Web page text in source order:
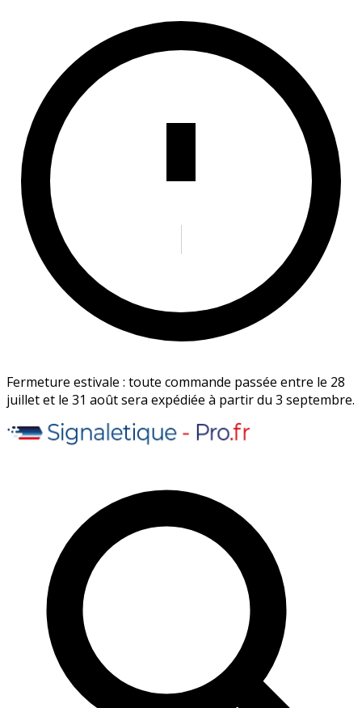
Fermeture estivale : toute commande passée entre le 28
juillet et le 31 août sera expédiée à partir du 3 septembre.